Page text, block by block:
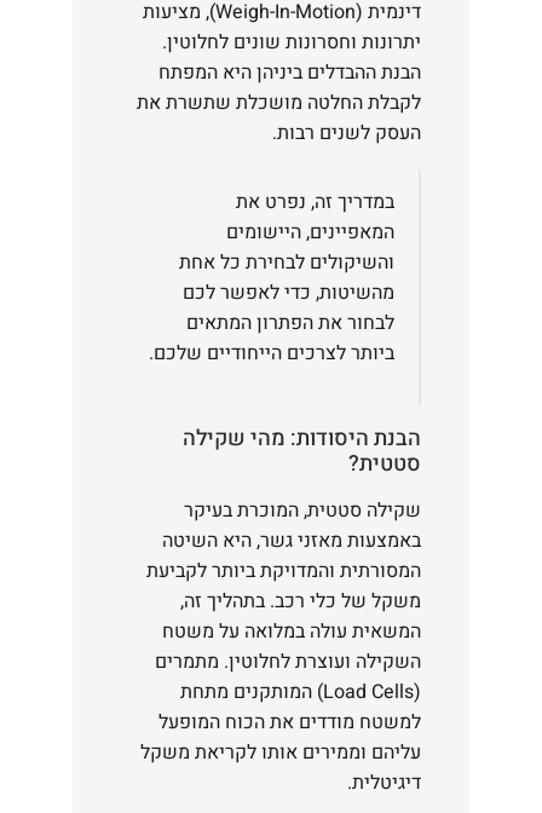
דינמית (Weigh-In-Motion), מציעות
יתרונות וחסרונות שונים לחלוטין.
הבנת ההבדלים ביניהן היא המפתח
לקבלת החלטה מושכלת שתשרת את
העסק לשנים רבות.
במדריך זה, נפרט את
המאפיינים, היישומים
והשיקולים לבחירת כל אחת
מהשיטות, כדי לאפשר לכם
לבחור את הפתרון המתאים
ביותר לצרכים הייחודיים שלכם.
הבנת היסודות: מהי שקילה
סטטית?
שקילה סטטית, המוכרת בעיקר
באמצעות מאזני גשר, היא השיטה
המסורתית והמדויקת ביותר לקביעת
משקל של כלי רכב. בתהליך זה,
המשאית עולה במלואה על משטח
השקילה ועוצרת לחלוטין. מתמרים
(Load Cells) המותקנים מתחת
למשטח מודדים את הכוח המופעל
עליהם וממירים אותו לקריאת משקל
דיגיטלית.